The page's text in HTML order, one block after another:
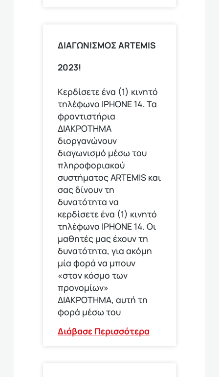
ΔΙΑΓΩΝΙΣΜΟΣ ARTEMIS
2023!
Κερδίσετε ένα (1) κινητό
τηλέφωνο ΙΡΗΟΝΕ 14. Τα
φροντιστήρια
ΔΙΑΚΡΟΤΗΜΑ
διοργανώνουν
διαγωνισμό μέσω του
πληροφοριακού
συστήματος ARTEMIS και
σας δίνουν τη
δυνατότητα να
κερδίσετε ένα (1) κινητό
τηλέφωνο ΙΡΗΟΝΕ 14. Οι
μαθητές μας έχουν τη
δυνατότητα, για ακόμη
μία φορά να μπουν
«στον κόσμο των
προνομίων»
ΔΙΑΚΡΟΤΗΜΑ, αυτή τη
φορά μέσω του
Διάβασε Περισσότερα